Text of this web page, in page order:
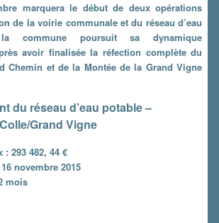
marquera le début de deux opérations
de la voirie communale et du réseau d’eau
commune poursuit sa dynamique
avoir finalisée la réfection complète du
Chemin et de la Montée de la Grand Vigne
du réseau d’eau potable –
Grand Vigne
293 482, 44 €
novembre 2015
mois